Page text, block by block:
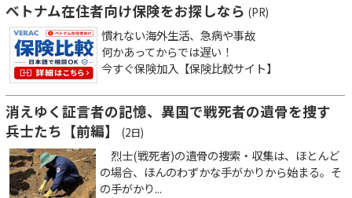
ベトナム在住者向け保険をお探しなら (PR)
慣れない海外生活、急病や事故
何かあってからでは遅い！
今すぐ保険加入【保険比較サイト】
消えゆく証言者の記憶、異国で戦死者の遺骨を捜す
兵士たち【前編】
(2日)
烈士(戦死者)の遺骨の捜索・収集は、ほとんど
の場合、ほんのわずかな手がかりから始まる。そ
の手がかり...